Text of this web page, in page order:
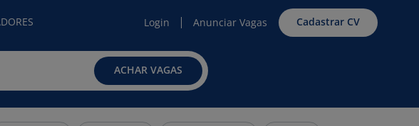
Login Anunciar Vagas Cadastrar CV
ACHAR VAGAS